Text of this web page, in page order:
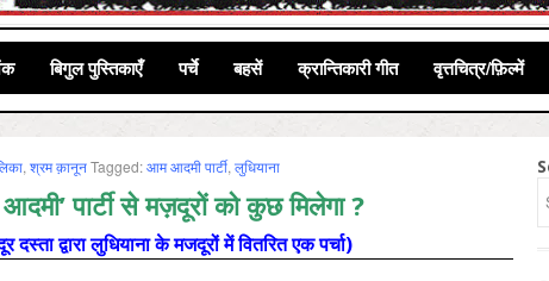
बिगुल पुस्तिकाएँ पर्चे बहसें क्रान्तिकारी गीत वृत्तचित्र/फ़िल्में
, श्रम क़ानूनTagged:आम आदमी पार्टी, लुधियाना
पार्टी से मज़दूरों को कुछ मिलेगा ?
दस्ता द्वारा लुधियाना के मजदूरों में वितरित एक पर्चा)
मज़दूरो, एक हो!